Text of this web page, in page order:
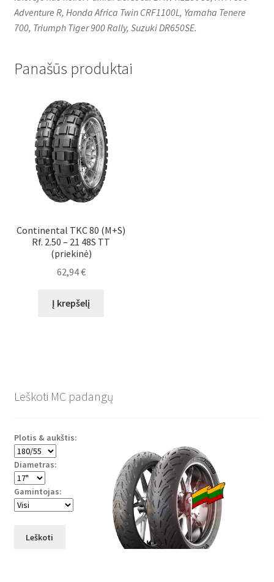
Adventure R, Honda Africa Twin CRF1100L, Yamaha Tenere
700, Triumph Tiger 900 Rally, Suzuki DR650SE.
Panašūs produktai
Continental TKC 80 (M+S)
Rf. 2.50 – 21 48S TT
(priekinė)
62,94€
Į krepšelį
Leškoti MC padangų
Plotis & aukštis:
Diametras:
Gamintojas:
Leškoti